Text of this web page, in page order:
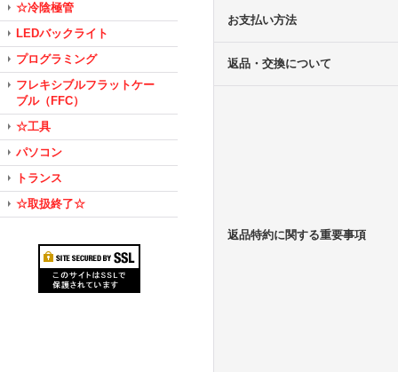
☆冷陰極管
LEDバックライト
プログラミング
フレキシブルフラットケー
ブル（FFC）
☆工具
パソコン
トランス
☆取扱終了☆
お支払い方法
返品・交換について
返品特約に関する重要事項